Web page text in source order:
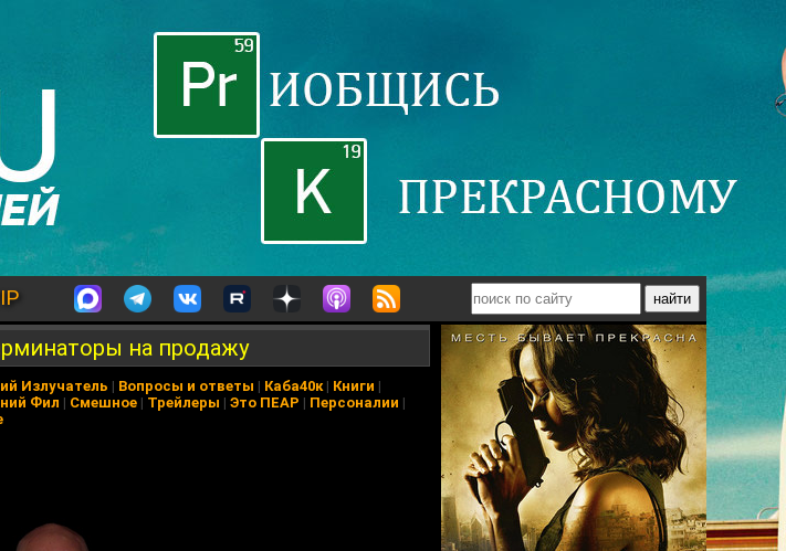
на продажу
Излучатель | Вопросы и ответы | Каба40к| Книги |
Фил | Смешное | Трейлеры | Это ПЕАР | Персоналии |